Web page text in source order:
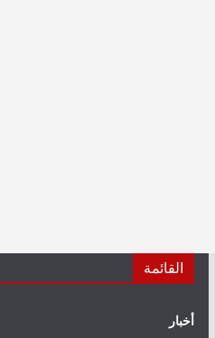
القائمة
أخبار